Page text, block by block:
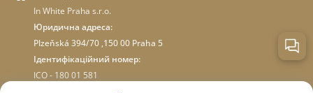
In White Praha s.r.o.
Юридична адреса:
Plzeňská 394/70 ,150 00 Praha 5
Ідентифікаційний номер:
ICO - 180 01 581